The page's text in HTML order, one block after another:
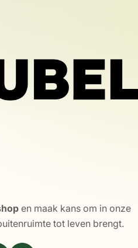
en maak kans om in onze
tot leven brengt.